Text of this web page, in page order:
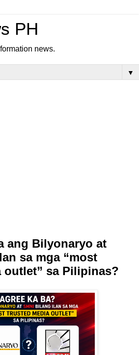
PH
news.
▼
ang Bilyonaryo at
sa mga “most
outlet” sa Pilipinas?